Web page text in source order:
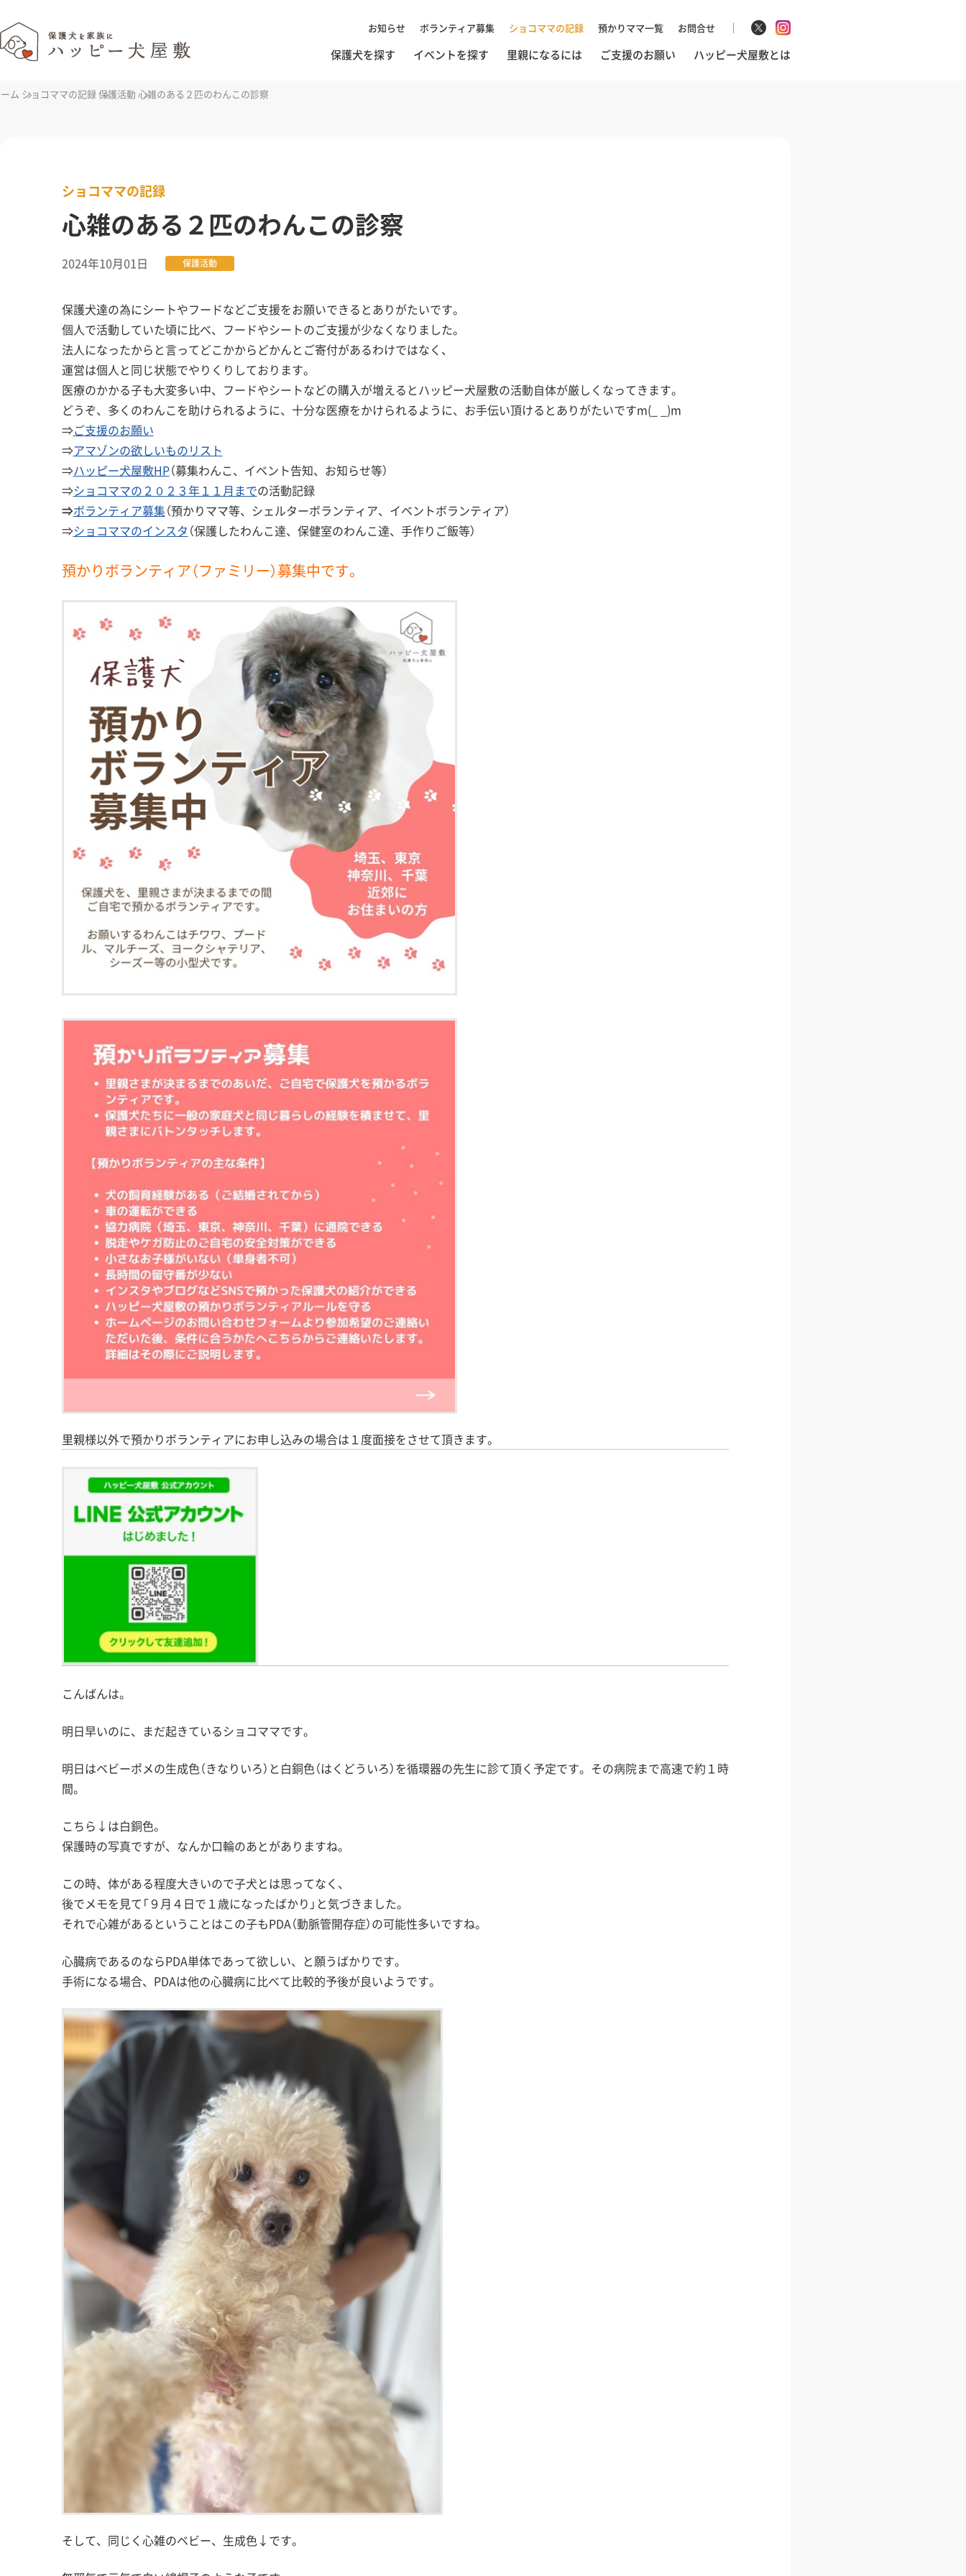
お知らせ ボランティア募集 ショコママの記録 預かりママ一覧 お問合せ
保護犬を探す イベントを探す 里親になるには ご支援のお願い ハッピー犬屋敷とは
ム ショコママの記録保護活動 心雑のある２匹のわんこの診察
ショコママの記録
心雑のある２匹のわんこの診察
2024年10月01日 保護活動
保護犬達の為にシートやフードなどご支援をお願いできるとありがたいです。
個人で活動していた頃に比べ、フードやシートのご支援が少なくなりました。
法人になったからと言ってどこかからどかんとご寄付があるわけではなく、
運営は個人と同じ状態でやりくりしております。
医療のかかる子も大変多い中、フードやシートなどの購入が増えるとハッピー犬屋敷の活動自体が厳しくなってきます。
どうぞ、多くのわんこを助けられるように、十分な医療をかけられるように、お手伝い頂けるとありがたいですm(_ _)m
⇒ご支援のお願い
⇒アマゾンの欲しいものリスト
⇒ハッピー犬屋敷HP（募集わんこ、イベント告知、お知らせ等）
⇒ショコママの２０２３年１１月までの活動記録
⇒ボランティア募集（預かりママ等、シェルターボランティア、イベントボランティア）
⇒ショコママのインスタ （保護したわんこ達、保健室のわんこ達、手作りご飯等）
預かりボランティア（ファミリー）募集中です。
里親様以外で預かりボランティアにお申し込みの場合は１度面接をさせて頂きます。
こんばんは。
明日早いのに、まだ起きているショコママです。
明日はベビーポメの生成色（きなりいろ）と白銅色（はくどういろ）を循環器の先生に診て頂く予定です。その病院まで高速で約１時
間。
こちら↓は白銅色。
保護時の写真ですが、なんか口輪のあとがありますね。
この時、体がある程度大きいので子犬とは思ってなく、
後でメモを見て「９月４日で１歳になったばかり」と気づきました。
それで心雑があるということはこの子もPDA（動脈管開存症）の可能性多いですね。
心臓病であるのならPDA単体であって欲しい、と願うばかりです。
手術になる場合、PDAは他の心臓病に比べて比較的予後が良いようです。
そして、同じく心雑のベビー、生成色↓です。